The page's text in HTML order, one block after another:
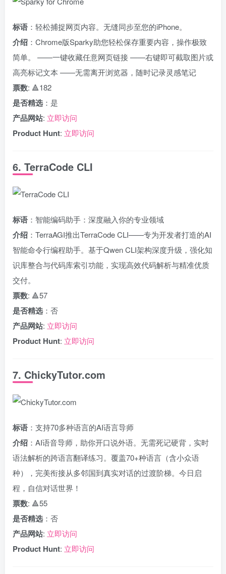
标语 ：轻松捕捉网页内容。无缝同步至您的iPhone。
介绍 ：Chrome版Sparky助您轻松保存重要内容，操作极致
简单。 ——一键收藏任意网页链接 ——右键即可截取图片或
高亮标记文本 ——无需离开浏览器，随时记录灵感笔记
票数: 🔺182
是否精选 ：是
产品网站: 立即访问
Product Hunt: 立即访问
6. TerraCode CLI
标语 ：智能编码助手：深度融入你的专业领域
介绍 ：TerraAGI推出TerraCode CLI——专为开发者打造的AI
智能命令行编程助手。基于Qwen CLI架构深度升级，强化知
识库整合与代码库索引功能，实现高效代码解析与精准优质
交付。
票数: 🔺57
是否精选 ：否
产品网站: 立即访问
Product Hunt: 立即访问
7. ChickyTutor.com
标语 ：支持70多种语言的AI语言导师
介绍 ：AI语音导师，助你开口说外语。无需死记硬背，实时
语法解析的跨语言翻译练习。覆盖70+种语言（含小众语
种），完美衔接从多邻国到真实对话的过渡阶梯。今日启
程，自信对话世界！
票数: 🔺55
是否精选 ：否
产品网站: 立即访问
Product Hunt: 立即访问